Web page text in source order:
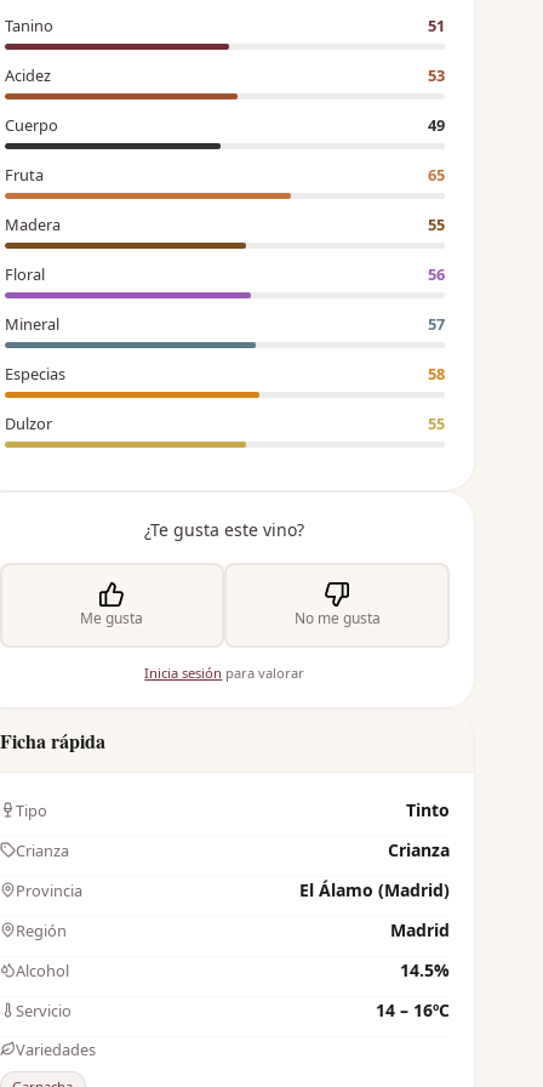
Tanino 51
Acidez 53
Cuerpo 49
Fruta 65
Madera 55
Floral 56
Mineral 57
Especias 58
Dulzor 55
¿Te gusta este vino?
Me gusta No me gusta
Inicia sesión para valorar
Ficha rápida
Tipo Tinto
Crianza Crianza
Provincia El Álamo (Madrid)
Región Madrid
Alcohol 14.5%
Servicio 14 – 16ºC
Variedades